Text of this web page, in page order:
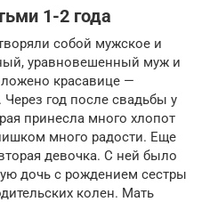
1-2 года
собой мужское и
уравновешенный муж и
красавице —
Через год после свадьбы у
принесла много хлопот
много радости. Еще
девочка. С ней было
дочь с рождением сестры
колен. Мать